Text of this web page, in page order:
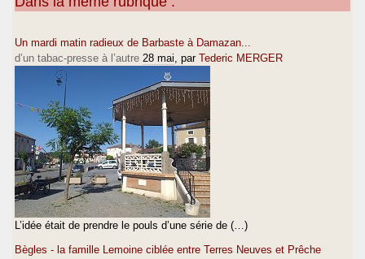
Un mardi matin radieux de Barbaste à Damazan...
d’un tabac-presse à l’autre 28 mai , par Tederic MERGER
L’idée était de prendre le pouls d’une série de (…)
Bègles - la famille Lemoine ciblée entre Terres Neuves et Prêche